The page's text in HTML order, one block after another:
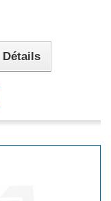
Détails